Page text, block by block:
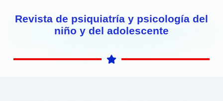
Revista de psiquiatría y psicología del
niño y del adolescente